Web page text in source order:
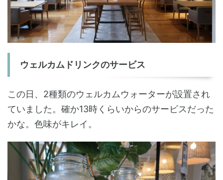
ウェルカムドリンクのサービス
この日、2種類のウェルカムウォーターが設置され
ていました。確か13時くらいからのサービスだった
かな。色味がキレイ。